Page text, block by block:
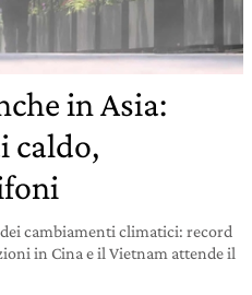
in Asia:
caldo,
cambiamenti climatici: record
in Cina e il Vietnam attende il